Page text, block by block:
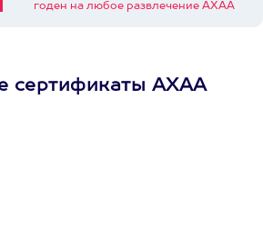
годен на любое развлечение АХАА
сертификаты АХАА